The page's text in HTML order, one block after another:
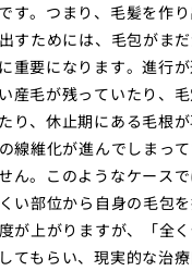
す。つまり、毛髪を作
すためには、毛包がま
重要になります。進行
産毛が残っていたり、
、休止期にある毛根
線維化が進んでしまっ
ん。このようなケース
い部位から自身の毛包
が上がりますが、「全
もらい、現実的な治